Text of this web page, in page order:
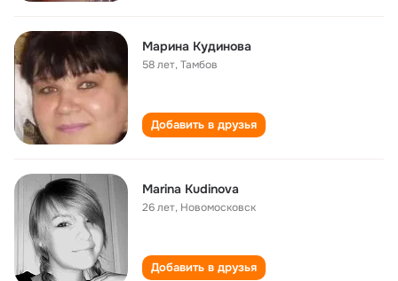
Марина Кудинова
58 лет,Тамбов
Добавить в друзья
Marina Kudinova
26 лет, Новомосковск
Добавить в друзья